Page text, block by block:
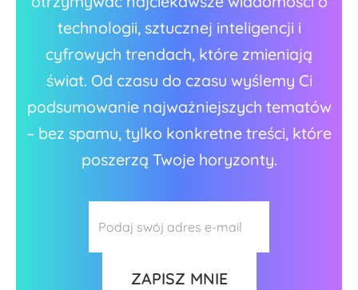
technologii, sztucznej inteligencji i
cyfrowych trendach, które zmieniają
świat. Od czasu do czasu wyślemy Ci
podsumowanie najważniejszych tematów
– bez spamu, tylko konkretne treści, które
poszerzą Twoje horyzonty.